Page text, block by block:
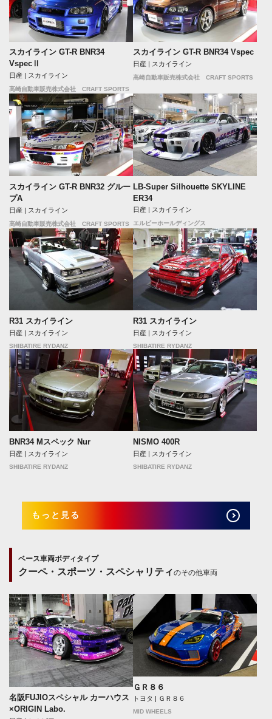
スカイライン GT-R BNR34
VspecⅡ
日産 | スカイライン
高崎自動車販売株式会社 CRAFT SPORTS
スカイライン GT-R BNR34 Vspec
日産 | スカイライン
高崎自動車販売株式会社 CRAFT SPORTS
スカイライン GT-R BNR32 グルー
プA
日産 | スカイライン
高崎自動車販売株式会社 CRAFT SPORTS
LB-Super Silhouette SKYLINE
ER34
日産 | スカイライン
エルビーホールディングス
R31 スカイライン
日産 | スカイライン
SHIBATIRE RYDANZ
R31 スカイライン
日産 | スカイライン
SHIBATIRE RYDANZ
BNR34 Mスペック Nur
日産 | スカイライン
SHIBATIRE RYDANZ
NISMO 400R
日産 | スカイライン
SHIBATIRE RYDANZ
もっと見る
ベース車両ボディタイプ
クーペ・スポーツ・スペシャリティのその他車両
名阪FUJIOスペシャル カーハウス
×ORIGIN Labo.
ＧＲ８６
トヨタ | ＧＲ８６
MID WHEELS